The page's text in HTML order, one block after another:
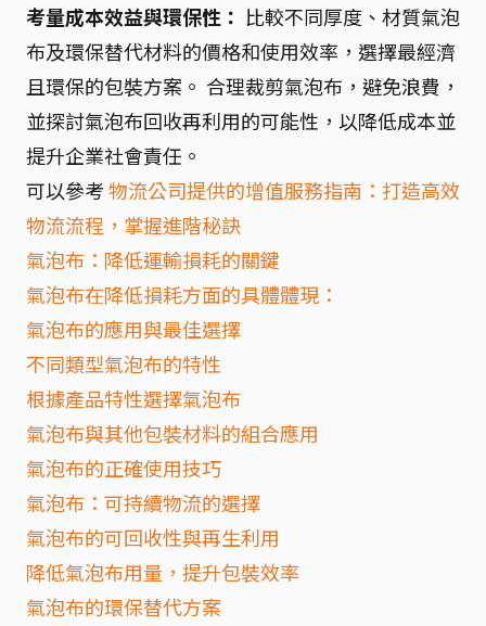
考量成本效益與環保性： 比較不同厚度、材質氣泡
布及環保替代材料的價格和使用效率，選擇最經濟
且環保的包裝方案。 合理裁剪氣泡布，避免浪費，
並探討氣泡布回收再利用的可能性，以降低成本並
提升企業社會責任。
可以參考物流公司提供的增值服務指南：打造高效
物流流程，掌握進階秘訣
氣泡布：降低運輸損耗的關鍵
氣泡布在降低損耗方面的具體體現：
氣泡布的應用與最佳選擇
不同類型氣泡布的特性
根據產品特性選擇氣泡布
氣泡布與其他包裝材料的組合應用
氣泡布的正確使用技巧
氣泡布：可持續物流的選擇
氣泡布的可回收性與再生利用
降低氣泡布用量，提升包裝效率
氣泡布的環保替代方案